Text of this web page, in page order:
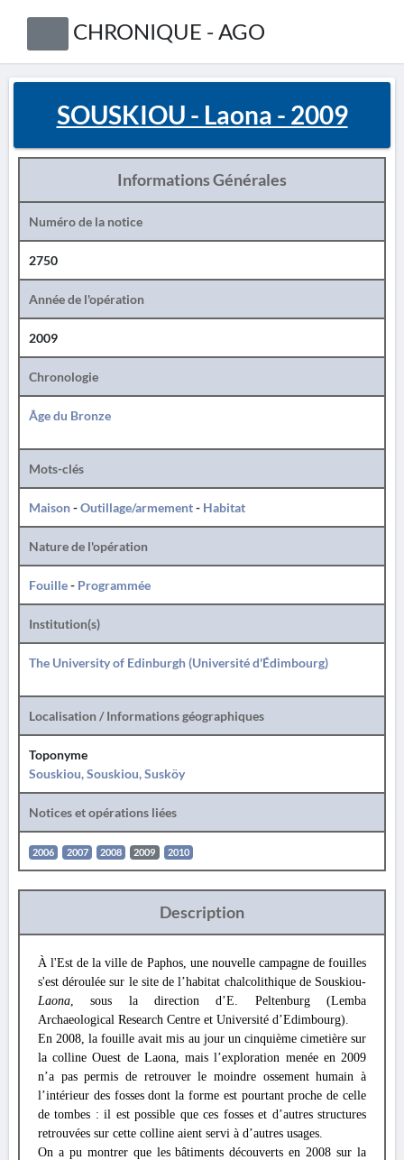
CHRONIQUE - AGO
SOUSKIOU - Laona - 2009
Informations Générales
Numéro de la notice
2750
Année de l'opération
2009
Chronologie
Âge du Bronze
Mots-clés
Maison-Outillage/armement- Habitat
Nature de l'opération
Fouille- Programmée
Institution(s)
The University of Edinburgh (Université d'Édimbourg)
Localisation / Informations géographiques
Toponyme
Souskiou, Souskiou, Susköy
Notices et opérations liées
2006 2007 2008 2009 2010
Description
À l'Est de la ville de Paphos, une nouvelle campagne de fouilles
s'est déroulée sur le site de l’habitat chalcolithique de Souskiou-
Laona, sous la direction d’E. Peltenburg (Lemba
Archaeological Research Centre et Université d’Edimbourg).
En 2008, la fouille avait mis au jour un cinquième cimetière sur
la colline Ouest de Laona, mais l’exploration menée en 2009
n’a pas permis de retrouver le moindre ossement humain à
l’intérieur des fosses dont la forme est pourtant proche de celle
de tombes : il est possible que ces fosses et d’autres structures
retrouvées sur cette colline aient servi à d’autres usages.
On a pu montrer que les bâtiments découverts en 2008 sur la